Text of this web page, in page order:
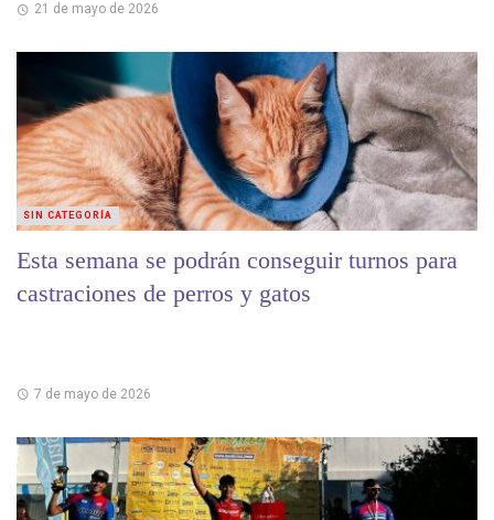
21 de mayo de 2026
Esta semana se podrán conseguir turnos para
castraciones de perros y gatos
7 de mayo de 2026
SIN CATEGORÍA